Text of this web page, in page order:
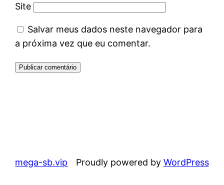
Site
Salvar meus dados neste navegador para
a próxima vez que eu comentar.
mega-sb.vip Proudly powered by WordPress